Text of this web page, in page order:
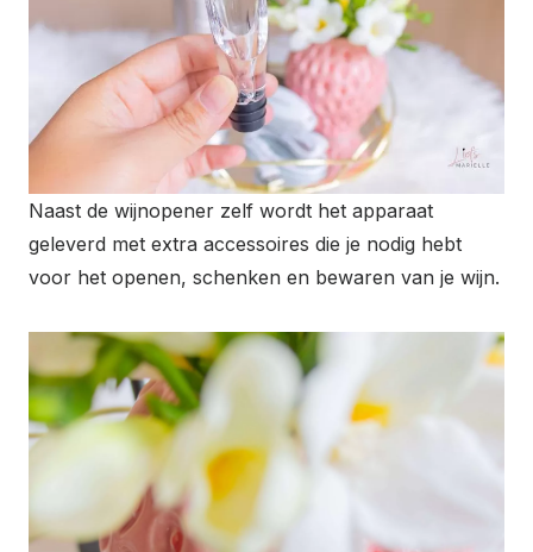
Naast de wijnopener zelf wordt het apparaat
geleverd met extra accessoires die je nodig hebt
voor het openen, schenken en bewaren van je wijn.